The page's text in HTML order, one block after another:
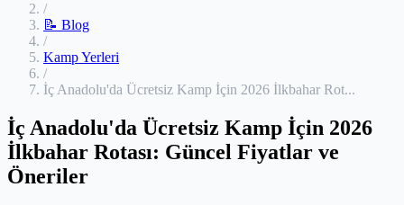
/
📝 Blog
/
Kamp Yerleri
/
İç Anadolu'da Ücretsiz Kamp İçin 2026 İlkbahar Rot...
İç Anadolu'da Ücretsiz Kamp İçin 2026
İlkbahar Rotası: Güncel Fiyatlar ve
Öneriler